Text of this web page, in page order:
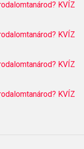
KVÍZ
KVÍZ
KVÍZ
KVÍZ